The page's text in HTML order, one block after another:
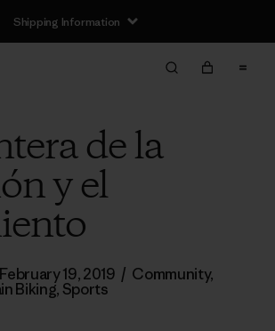
Shipping Information
de la
y el
February 19, 2019 / Community,
Biking, Sports